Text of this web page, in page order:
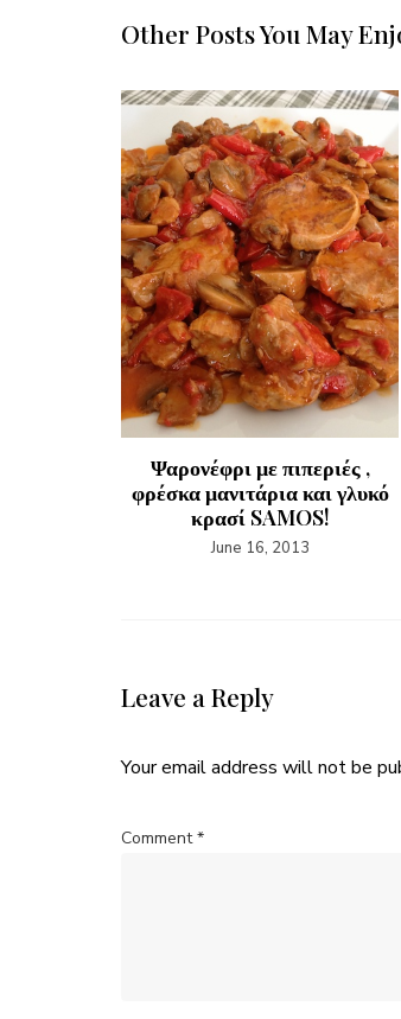
Other Posts You May
Ψαρονέφρι με πιπεριές ,
φρέσκα μανιτάρια και γλυκό
κρασί SAMOS!
June 16, 2013
Leave a Reply
Your email address will not be
Comment*